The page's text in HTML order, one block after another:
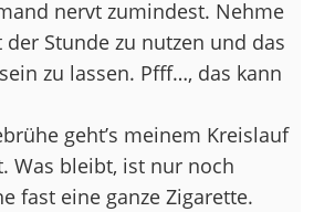
nervt zumindest. Nehme
Stunde zu nutzen und das
zu lassen. Pfff…, das kann
geht’s meinem Kreislauf
Was bleibt, ist nur noch
fast eine ganze Zigarette.